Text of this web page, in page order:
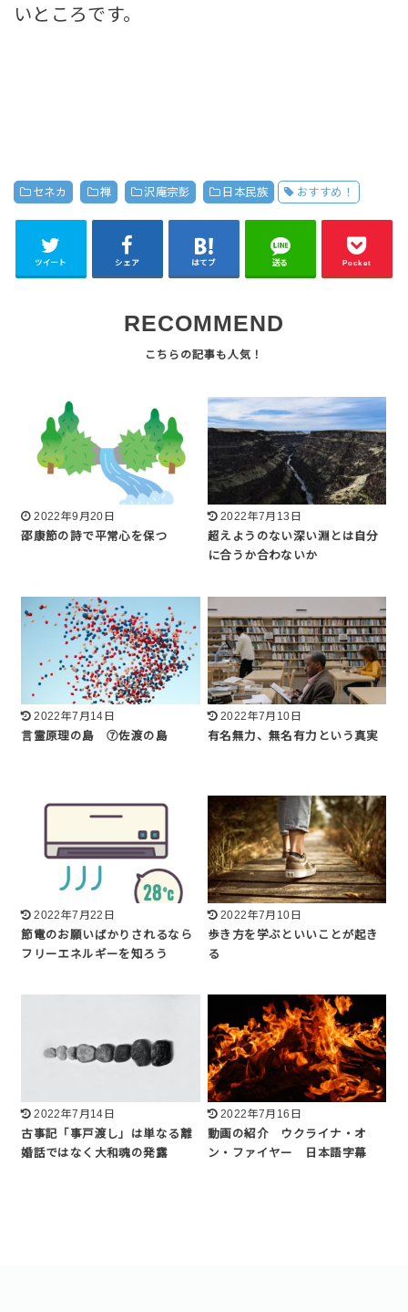
いところです。
セネカ 禅 沢庵宗彭 日本民族 おすすめ！
ツイート シェア はてブ 送る Pocket
RECOMMEND
2022年9月20日
邵康節の詩で平常心を保つ
2022年7月13日
超えようのない深い淵とは自分
に合うか合わないか
2022年7月14日
言霊原理の島 ⑦佐渡の島
2022年7月10日
有名無力、無名有力という真実
2022年7月22日
節電のお願いばかりされるなら
フリーエネルギーを知ろう
2022年7月10日
歩き方を学ぶといいことが起き
る
2022年7月14日
古事記「事戸渡し」は単なる離
婚話ではなく大和魂の発露
2022年7月16日
動画の紹介 ウクライナ・オ
ン・ファイヤー 日本語字幕